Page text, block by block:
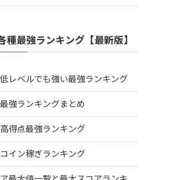
種最強ランキング【最新版】
レベルでも強い最強ランキング
強ランキングまとめ
得点最強ランキング
イン稼ぎランキング